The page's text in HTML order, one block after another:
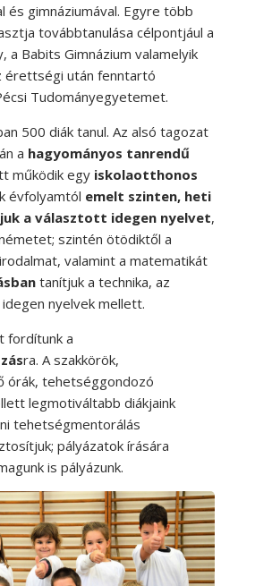
és gimnáziumával. Egyre több
továbbtanulása célpontjául a
a Babits Gimnázium valamelyik
érettségi után fenntartó
Tudományegyetemet.
500 diák tanul. Az alsó tagozat
a hagyományos tanrendű
működik egy iskolaotthonos
évfolyamtól emelt szinten, heti
a választott idegen nyelvet,
szintén ötödiktől a
valamint a matematikát
tanítjuk a technika, az
nyelvek mellett.
fordítunk a
ra. A szakkörök,
órák, tehetséggondozó
legmotiváltabb diákjaink
tehetségmentorálás
pályázatok írására
is pályázunk.